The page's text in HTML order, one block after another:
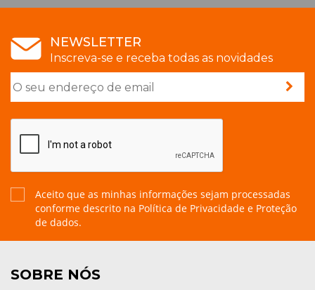
NEWSLETTER
Inscreva-se e receba todas as novidades
Aceito que as minhas informações sejam processadas
conforme descrito na Política de Privacidade e Proteção
de dados.
SOBRE NÓS